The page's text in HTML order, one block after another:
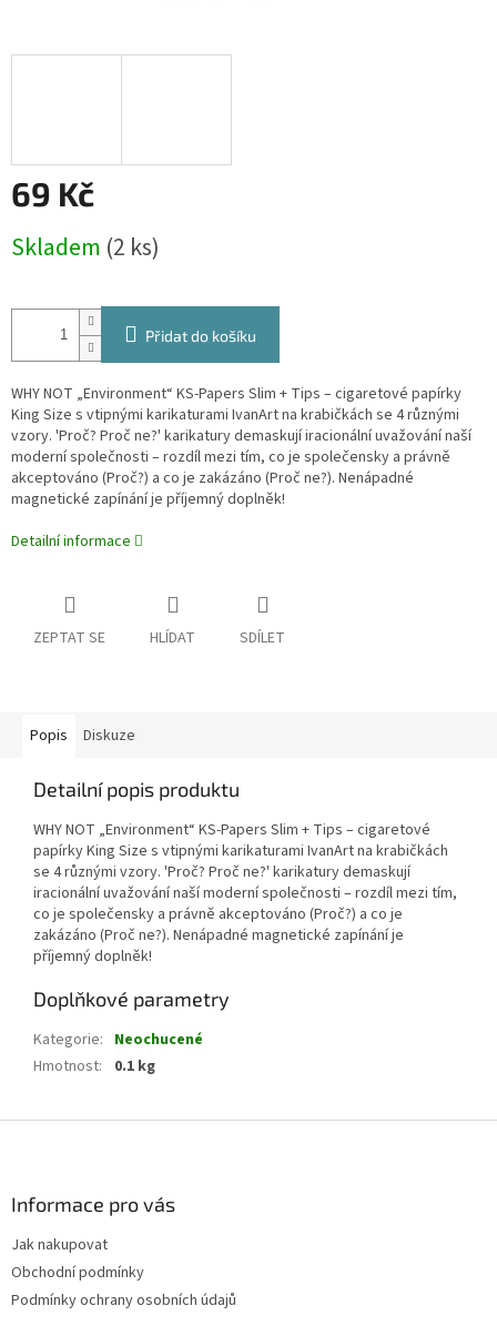
69 Kč
cena:
Skladem (2 ks)
Přidat do košíku
WHY NOT „Environment“ KS-Papers Slim + Tips – cigaretové papírky
King Size s vtipnými karikaturami IvanArt na krabičkách se 4 různými
vzory. 'Proč? Proč ne?' karikatury demaskují iracionální uvažování naší
moderní společnosti – rozdíl mezi tím, co je společensky a právně
akceptováno (Proč?) a co je zakázáno (Proč ne?). Nenápadné
magnetické zapínání je příjemný doplněk!
Detailní informace
ZEPTAT SE HLÍDAT SDÍLET
Popis Diskuze
Detailní popis produktu
WHY NOT „Environment“ KS-Papers Slim + Tips – cigaretové
papírky King Size s vtipnými karikaturami IvanArt na krabičkách
se 4 různými vzory. 'Proč? Proč ne?' karikatury demaskují
iracionální uvažování naší moderní společnosti – rozdíl mezi tím,
co je společensky a právně akceptováno (Proč?) a co je
zakázáno (Proč ne?). Nenápadné magnetické zapínání je
příjemný doplněk!
Doplňkové parametry
Kategorie: Neochucené
Hmotnost: 0.1 kg
Informace pro vás
Jak nakupovat
Obchodní podmínky
Podmínky ochrany osobních údajů